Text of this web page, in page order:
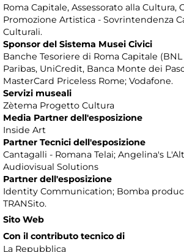
Roma Capitale, Assessorato alla Cultura,
Promozione Artistica - Sovrintendenza
Culturali.
Sponsor del Sistema Musei Civici
Banche Tesoriere di Roma Capitale
Paribas, UniCredit, Banca Monte dei
MasterCard Priceless Rome; Vodafone.
Servizi museali
Zètema Progetto Cultura
Media Partner dell'esposizione
Inside Art
Partner Tecnici dell'esposizione
Cantagalli - Romana Telai; Angelina's
Audiovisual Solutions
Partner dell'esposizione
Identity Communication; Bomba
TRANSito.
Sito Web
Con il contributo tecnico di
La Repubblica